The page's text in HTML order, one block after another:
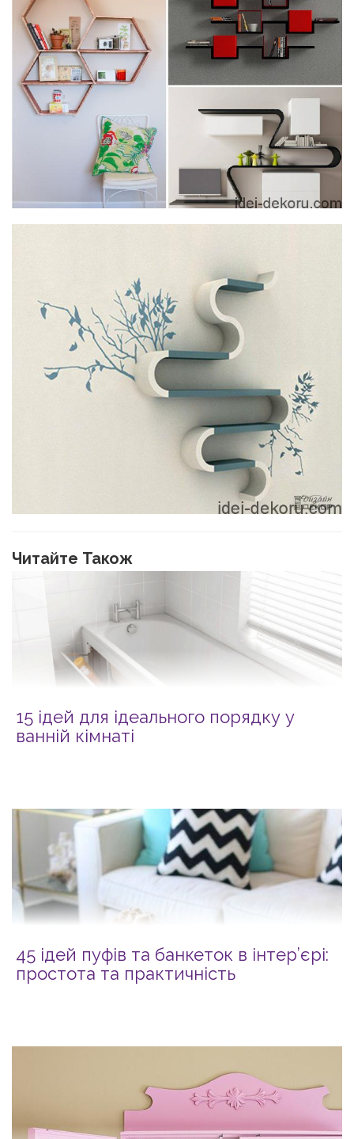
Читайте Також
15 ідей для ідеального порядку у
ванній кімнаті
45 ідей пуфів та банкеток в інтер’єрі:
простота та практичність